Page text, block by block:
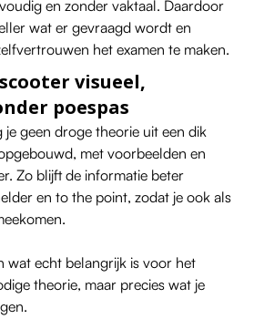
en zonder vaktaal. Daardoor
wat er gevraagd wordt en
het examen te maken.
visueel,
poespas
je geen droge theorie uit een dik
met voorbeelden en
Zo blijft de informatie beter
en to the point, zodat je ook als
wat echt belangrijk is voor het
theorie, maar precies wat je